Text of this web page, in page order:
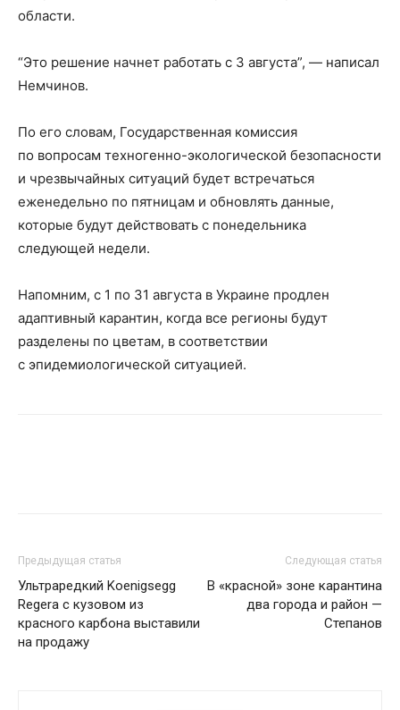
области.
“Это решение начнет работать с 3 августа”, — написал
Немчинов.
По его словам, Государственная комиссия
по вопросам техногенно-экологической безопасности
и чрезвычайных ситуаций будет встречаться
еженедельно по пятницам и обновлять данные,
которые будут действовать с понедельника
следующей недели.
Напомним, с 1 по 31 августа в Украине продлен
адаптивный карантин, когда все регионы будут
разделены по цветам, в соответствии
с эпидемиологической ситуацией.
Предыдущая статья
Ультраредкий Koenigsegg
Regera с кузовом из
красного карбона выставили
на продажу
Следующая статья
В «красной» зоне карантина
два города и район —
Степанов